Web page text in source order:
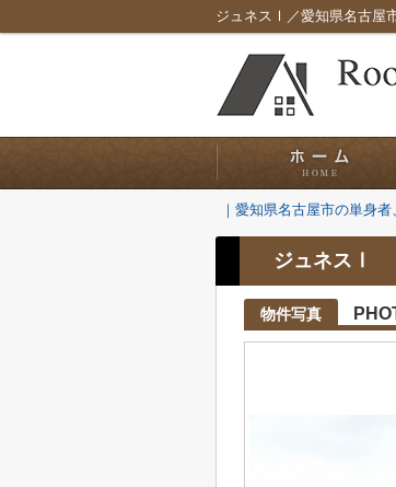
ジュネスⅠ／愛知県名古屋
｜愛知県名古屋市の単身
ジュネスⅠ
物件写真